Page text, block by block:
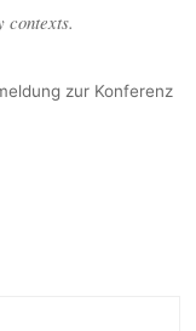
contexts.
zur Konferenz